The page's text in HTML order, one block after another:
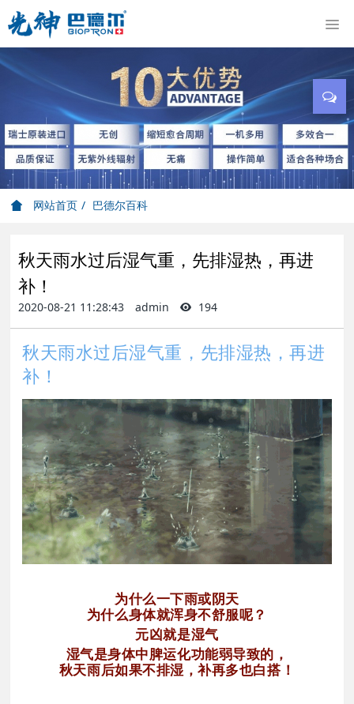
网站首页 巴德尔百科
秋天雨水过后湿气重，先排湿热，再进
补！
2020-08-21 11:28:43 admin 194
秋天雨水过后湿气重，先排湿热，再进
补！
为什么一下雨或阴天
为什么身体就浑身不舒服呢？
元凶就是湿气
湿气是身体中脾运化功能弱导致的，
秋天雨后如果不排湿，补再多也白搭！